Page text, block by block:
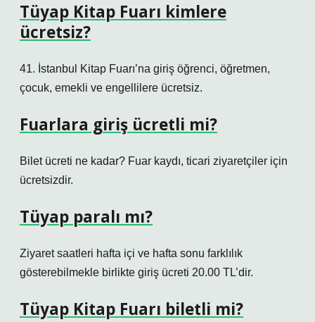
Tüyap Kitap Fuarı kimlere
ücretsiz?
41. İstanbul Kitap Fuarı’na giriş öğrenci, öğretmen,
çocuk, emekli ve engellilere ücretsiz.
Fuarlara giriş ücretli mi?
Bilet ücreti ne kadar? Fuar kaydı, ticari ziyaretçiler için
ücretsizdir.
Tüyap paralı mı?
Ziyaret saatleri hafta içi ve hafta sonu farklılık
gösterebilmekle birlikte giriş ücreti 20.00 TL’dir.
Tüyap Kitap Fuarı biletli mi?